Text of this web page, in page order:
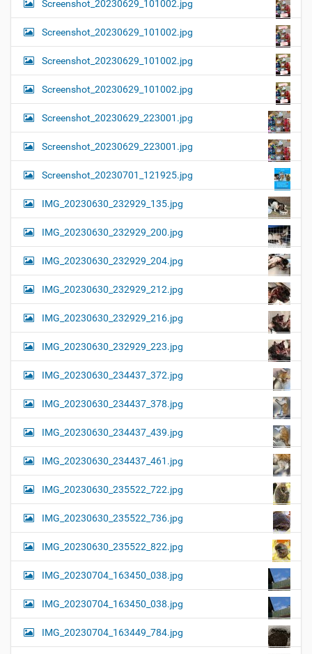
Screenshot_20230629_101002.jpg
Screenshot_20230629_101002.jpg
Screenshot_20230629_101002.jpg
Screenshot_20230629_101002.jpg
Screenshot_20230629_223001.jpg
Screenshot_20230629_223001.jpg
Screenshot_20230701_121925.jpg
IMG_20230630_232929_135.jpg
IMG_20230630_232929_200.jpg
IMG_20230630_232929_204.jpg
IMG_20230630_232929_212.jpg
IMG_20230630_232929_216.jpg
IMG_20230630_232929_223.jpg
IMG_20230630_234437_372.jpg
IMG_20230630_234437_378.jpg
IMG_20230630_234437_439.jpg
IMG_20230630_234437_461.jpg
IMG_20230630_235522_722.jpg
IMG_20230630_235522_736.jpg
IMG_20230630_235522_822.jpg
IMG_20230704_163450_038.jpg
IMG_20230704_163450_038.jpg
IMG_20230704_163449_784.jpg